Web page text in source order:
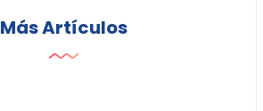
Más Artículos